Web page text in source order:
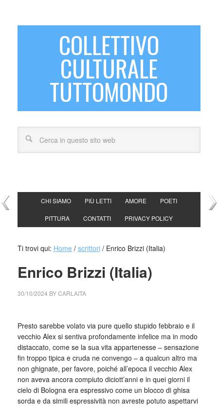
COLLETTIVO
CULTURALE
TUTTOMONDO
CHI SIAMO PIÙ LETTI AMORE POETI
PITTURA CONTATTI PRIVACY POLICY
Ti trovi qui: Home / scrittori /Enrico Brizzi (Italia)
Enrico Brizzi (Italia)
30/10/2024 BYCARLAITA
Presto sarebbe volato via pure quello stupido febbraio e il
vecchio Alex si sentiva profondamente infelice ma in modo
distaccato, come se la sua vita appartenesse – sensazione
fin troppo tipica e cruda ne convengo – a qualcun altro ma
non ghignate, per favore, poiché all’epoca il vecchio Alex
non aveva ancora compiuto diciott’anni e in quei giorni il
cielo di Bologna era espressivo come un blocco di ghisa
sorda e da simili espressività non avreste potuto aspettarvi